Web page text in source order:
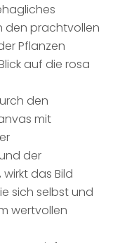
den prachtvollen
Pflanzen
auf die rosa
den
mit
der
das Bild
sich selbst und
wertvollen